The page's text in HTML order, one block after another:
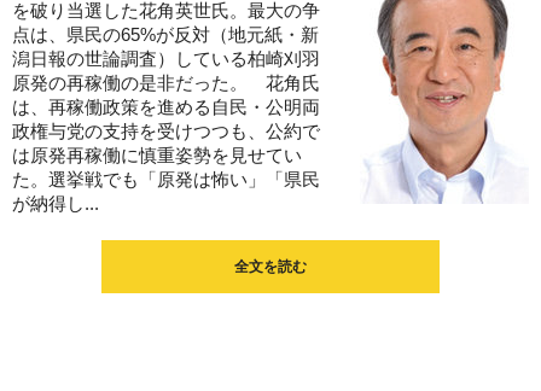
を破り当選した花角英世氏。最大の争
点は、県民の65%が反対（地元紙・新
潟日報の世論調査）している柏崎刈羽
原発の再稼働の是非だった。 花角氏
は、再稼働政策を進める自民・公明両
政権与党の支持を受けつつも、公約で
は原発再稼働に慎重姿勢を見せてい
た。選挙戦でも「原発は怖い」「県民
が納得し...
全文を読む